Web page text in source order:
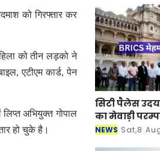
को गिरफ्तार कर
को तीन लड़को ने
एटीएम कार्ड, पेन
अभियुक्त गोपाल
हो चुके है।
सिटी पैलेस
का मेवाड़ी
NEWS Sat,8